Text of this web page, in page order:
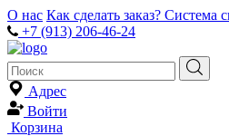
О нас Как сделать заказ? Система
+7 (913) 206-46-24
Адрес
Войти
Корзина